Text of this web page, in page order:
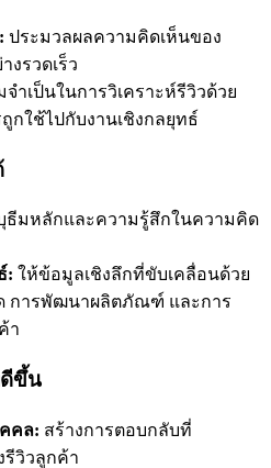
ประมวลผลความคิดเห็นของ
งรวดเร็ว
ำเป็นในการวิเคราะห์รีวิวด้วย
กใช้ไปกับงานเชิงกลยุทธ์
ธีมหลักและความรู้สึกในความคิด
: ให้ข้อมูลเชิงลึกที่ขับเคลื่อนด้วย
การพัฒนาผลิตภัณฑ์ และการ
า
ขึ้น
คล: สร้างการตอบกลับที่
วิวลูกค้า